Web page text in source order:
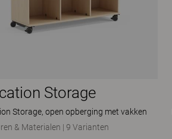
Storage
Storage, open opberging met vakken
& Materialen | 9 Varianten